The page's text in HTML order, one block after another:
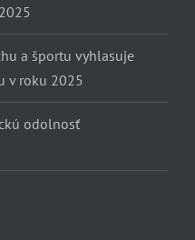
a športu vyhlasuje
v roku 2025
odolnosť